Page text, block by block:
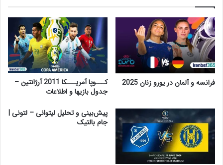
فرانسه و آلمان در یورو زنان 2025
کـــوپا آمریـــکا 2011 آرژانتین –
جدول بازیها و اطلاعات
پیش‌بینی و تحلیل لیتوانی – لتونی |
جام بالتیک